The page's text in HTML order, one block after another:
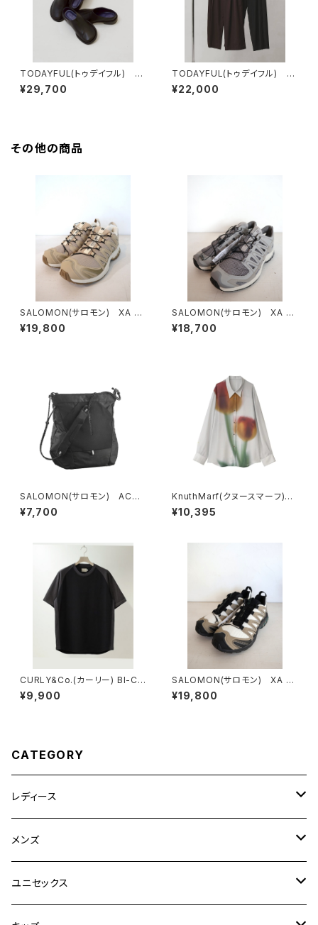
TODAYFUL(トゥデイフル) Sli
de Leather Shoes
¥29,700
TODAYFUL(トゥデイフル) Li
ghtweight Tuck Trousers
¥22,000
その他の商品
SALOMON(サロモン) XA P
RO 3D SAFARI/SAFARI/KE
LP
¥19,800
SALOMON(サロモン) XA P
RO 3D AMPHIB Paloma
¥18,700
SALOMON(サロモン) ACS
PACKABLE TOTE BAG
¥7,700
KnuthMarf(クヌースマーフ) f
lower print sheer shirt(unis
ex)
¥10,395
CURLY&Co.(カーリー) BI-CO
LOR RAGLAN SLEEVE TEE
¥9,900
SALOMON(サロモン) XA P
RO 3D SILVER SAGE/VANI
LLA ICE/BISTRO GREEN
¥19,800
CATEGORY
レディース
CLANE
TOPS
BOTTOMS
TEN.
メンズ
FUJITO
ユニセックス